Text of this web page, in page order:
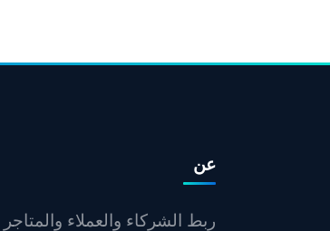
عن
ربط الشركاء والعملاء والمتاجر